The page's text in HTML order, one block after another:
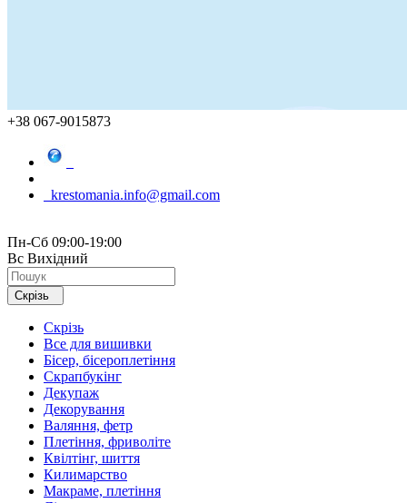
+38 067-9015873
krestomania.info@gmail.com
Пн-Сб 09:00-19:00
Вс Вихідний
Скрізь
Скрізь
Все для вишивки
Бісер, бісероплетіння
Скрапбукінг
Декупаж
Декорування
Валяння, фетр
Плетіння, фриволіте
Квілтінг, шиття
Килимарство
Макраме, плетіння